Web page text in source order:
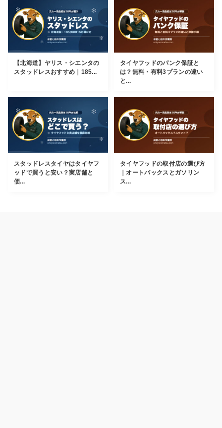
【北海道】ヤリス・シエンタの
スタッドレスおすすめ｜185...
タイヤフッドのパンク保証と
は？無料・有料3プランの違い
と...
スタッドレスタイヤはタイヤフ
ッドで買うと安い？実店舗と
価...
タイヤフッドの取付店の選び方
｜オートバックスとガソリン
ス...